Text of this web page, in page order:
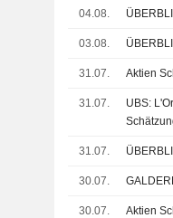
04.08.
03.08.
31.07. Aktien
31.07.
UBS:
31.07.
30.07.
30.07. Aktien